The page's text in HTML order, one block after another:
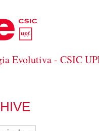
Evolutiva - CSIC